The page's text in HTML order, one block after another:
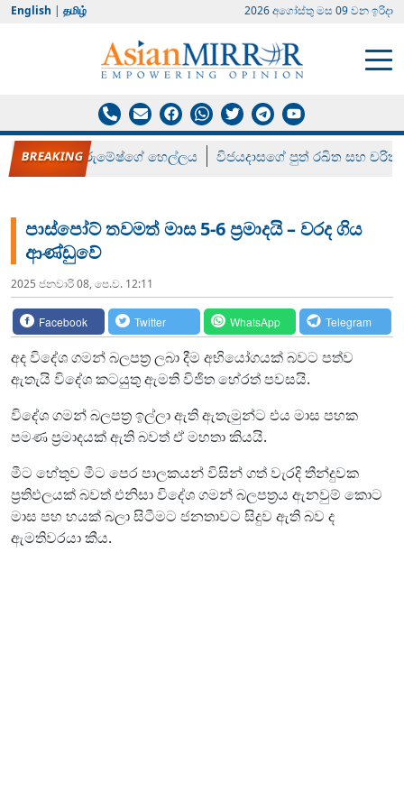
English | தமிழ் 2026 අගෝස්‍තු මස 09 වන ඉරිදා
රන් ගෙනා රුමේෂ්ගේ හෙල්ලය විජයදාසගේ පුත් රඛිත සහ චරිත්
පාස්පෝට් තවමත් මාස 5-6 ප‍්‍රමාදයි – වරද ගිය
ආණ්ඩුවේ
2025 ජනවාරි 08, පෙ.ව. 12:11
Facebook Twitter WhatsApp Telegram
අද විදේශ ගමන් බලපත්‍ර ලබා දීම අභියෝගයක් බවට පත්ව
ඇතැයි විදේශ කටයුතු ඇමති විජිත හේරත් පවසයි.
විදේශ ගමන් බලපත‍්‍ර ඉල්ලා ඇති ඇතැමුන්ට එය මාස පහක
පමණ ප‍්‍රමාදයක් ඇති බවත් ඒ මහතා කියයි.
මීට හේතුව මීට පෙර පාලකයන් විසින් ගත් වැරදි තීන්දුවක
ප්‍රතිඵලයක් බවත් එනිසා විදේශ ගමන් බලපත්‍රය ඇනවුම් කොට
මාස පහ හයක් බලා සිටීමට ජනතාවට සිදුව ඇති බව ද
ඇමතිවරයා කීය.